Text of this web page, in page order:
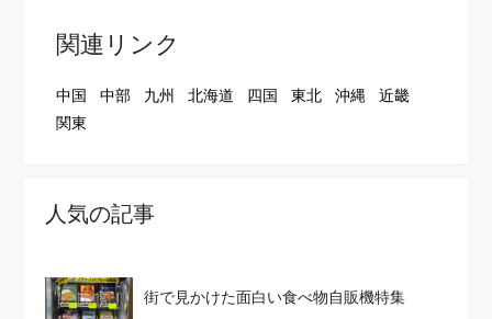
関連リンク
中国 中部 九州 北海道 四国 東北 沖縄
近畿
関東
人気の記事
街で見かけた面白い食べ物自販機特集